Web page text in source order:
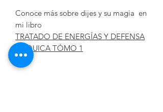
Conoce más sobre dijes y su magia en
mi libro
TRATADO DE ENERGÍAS Y DEFENSA
PSÍQUICA TÓMO 1